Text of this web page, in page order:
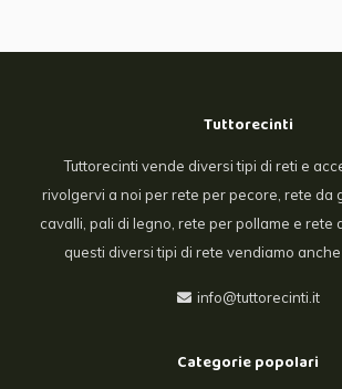
Tuttorecinti
Tuttorecinti vende diversi tipi di reti e
rivolgervi a noi per rete per pecore, rete da
cavalli, pali di legno, rete per pollame e rete
questi diversi tipi di rete vendiamo anche
info@tuttorecinti.it
Categorie popolari